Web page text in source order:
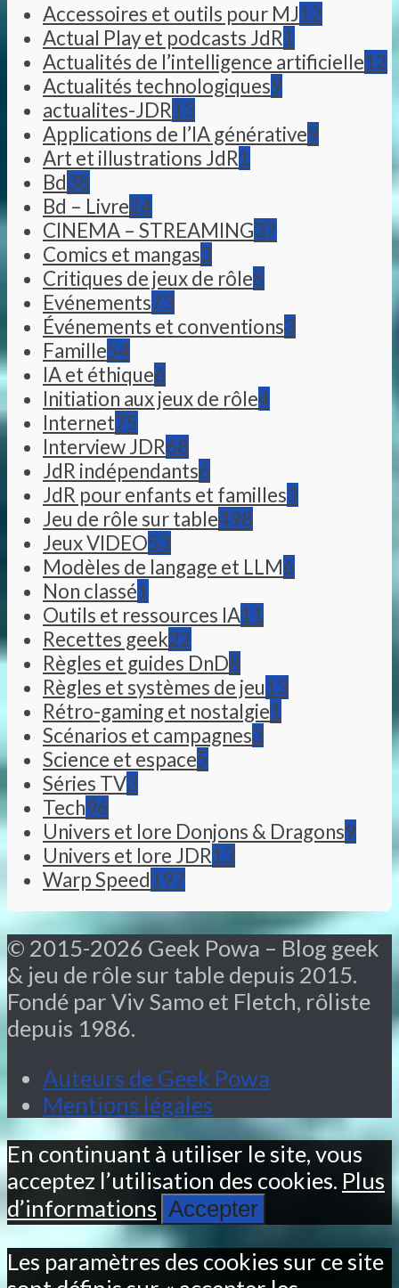
Accessoires et outils pour MJ12
Actual Play et podcasts JdR1
Actualités de l’intelligence artificielle12
Actualités technologiques9
actualites-JDR13
Applications de l’IA générative9
Art et illustrations JdR1
Bd38
Bd – Livre24
CINEMA – STREAMING37
Comics et mangas3
Critiques de jeux de rôle8
Evénements73
Événements et conventions3
Famille54
IA et éthique6
Initiation aux jeux de rôle4
Internet75
Interview JDR68
JdR indépendants6
JdR pour enfants et familles3
Jeu de rôle sur table498
Jeux VIDEO53
Modèles de langage et LLM6
Non classé1
Outils et ressources IA11
Recettes geek22
Règles et guides DnD8
Règles et systèmes de jeu13
Rétro-gaming et nostalgie1
Scénarios et campagnes3
Science et espace5
Séries TV3
Tech96
Univers et lore Donjons & Dragons9
Univers et lore JDR13
Warp Speed197
© 2015-2026 Geek Powa – Blog geek
& jeu de rôle sur table depuis 2015.
Fondé par Viv Samo et Fletch, rôliste
depuis 1986.
Auteurs de Geek Powa
Mentions légales
En continuant à utiliser le site, vous
acceptez l’utilisation des cookies. Plus
d’informations Accepter
Les paramètres des cookies sur ce site